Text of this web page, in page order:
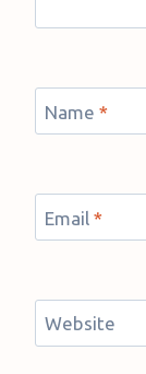
Name *
Email *
Website